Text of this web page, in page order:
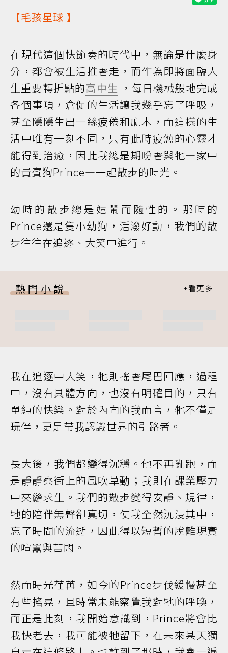
【毛孩星球 】
在現代這個快節奏的時代中，無論是什麼身
分，都會被生活推著走，而作為即將面臨人
生重要轉折點的高中生 ，每日機械般地完成
各個事項，倉促的生活讓我幾乎忘了呼吸，
甚至隱隱生出一絲疲倦和麻木，而這樣的生
活中唯有一刻不同，只有此時疲憊的心靈才
能得到治癒，因此我總是期盼著與牠—家中
的貴賓狗Prince—一起散步的時光。
幼時的散步總是嬉鬧而隨性的。那時的
Prince還是隻小幼狗，活潑好動，我們的散
步往往在追逐、大笑中進行。
熱門小說
我在追逐中大笑，牠則搖著尾巴回應，過程
中，沒有具體方向，也沒有明確目的，只有
單純的快樂。對於內向的我而言，牠不僅是
玩伴，更是帶我認識世界的引路者。
長大後，我們都變得沉穩。他不再亂跑，而
是靜靜察街上的風吹草動；我則在課業壓力
中夾縫求生。我們的散步變得安靜、規律，
牠的陪伴無聲卻真切，使我全然沉浸其中，
忘了時間的流逝，因此得以短暫的脫離現實
的喧囂與苦悶。
然而時光荏苒，如今的Prince步伐緩慢甚至
有些搖晃，且時常未能察覺我對牠的呼喚，
而正是此刻，我開始意識到，Prince將會比
我快老去，我可能被牠留下，在未來某天獨